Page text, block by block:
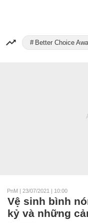
Better Choice
PnM | 23/07/2021 | 10:00
Vệ sinh bình
kỷ và những